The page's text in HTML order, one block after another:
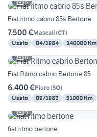
5
Fiat ritmo cabrio 85s Bertone
7.500 €Mascali(CT)
Usato
04/1984 140000 Km
6
Fiat Ritmo cabrio Bertone 85
6.400 €Piuro(SO)
Usato
09/1982 51000 Km
5
fiat ritmo bertone